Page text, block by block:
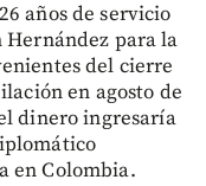
años de servicio
para la
del cierre
en agosto de
dinero ingresaría
en Colombia.